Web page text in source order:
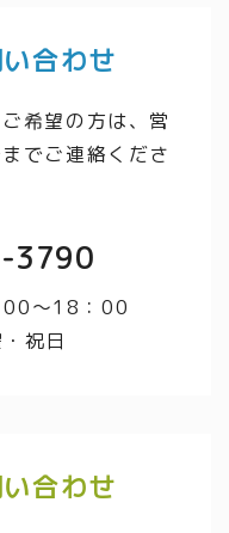
合わせ
希望の方は、営
でご連絡くださ
3790
00～18：00
祝日
合わせ